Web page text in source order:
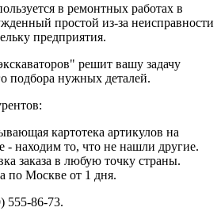
в ремонтных работах в
простой из-за неисправности
предприятия.
решит вашу задачу
подбора нужных деталей.
картотека артикулов на
- находим то, что не нашли другие.
заказа в любую точку страны.
по Москве от 1 дня.
555-86-73.